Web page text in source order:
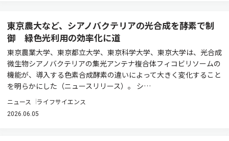
東京農大など、シアノバクテリアの光合成を酵素で制
御 緑色光利用の効率化に道
東京農業大学、東京都立大学、東京科学大学、東京大学は、光合成
微生物シアノバクテリアの集光アンテナ複合体フィコビリソームの
機能が、導入する色素合成酵素の違いによって大きく変化すること
を明らかにした（ニュースリリース）。 シ…
ニュース ライフサイエンス
2026.06.05